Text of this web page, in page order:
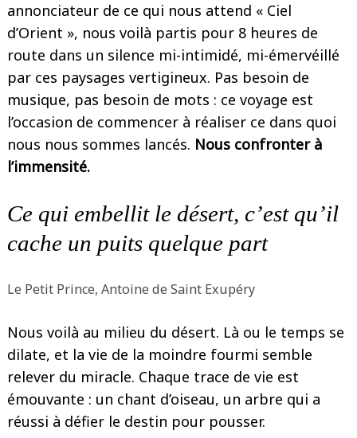
annonciateur de ce qui nous attend « Ciel
d’Orient », nous voilà partis pour 8 heures de
route dans un silence mi-intimidé, mi-émervéillé
par ces paysages vertigineux. Pas besoin de
musique, pas besoin de mots : ce voyage est
l’occasion de commencer à réaliser ce dans quoi
nous nous sommes lancés. Nous confronter à
l’immensité.
Ce qui embellit le désert, c’est qu’il
cache un puits quelque part
Le Petit Prince, Antoine de Saint Exupéry
Nous voilà au milieu du désert. Là ou le temps se
dilate, et la vie de la moindre fourmi semble
relever du miracle. Chaque trace de vie est
émouvante : un chant d’oiseau, un arbre qui a
réussi à défier le destin pour pousser.